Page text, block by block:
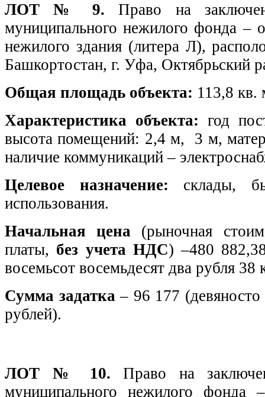
ЛОТ № 9.Право на
муниципального нежилого фонда –
нежилого здания (литера Л),
Башкортостан, г. Уфа, Октябрьский
Общая площадь объекта: 113,8 кв.
Характеристика объекта: год
высота помещений: 2,4 м, 3 м,
наличие коммуникаций –
Целевое назначение: склады,
использования.
Начальная цена (рыночная
платы, без учета НДС) –480
восемьсот восемьдесят два рубля 38
Сумма задатка– 96 177
рублей).
ЛОТ № 10.Право на
муниципального нежилого